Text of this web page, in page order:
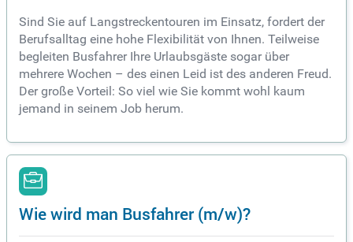
Sind Sie auf Langstreckentouren im Einsatz, fordert der
Berufsalltag eine hohe Flexibilität von Ihnen. Teilweise
begleiten Busfahrer Ihre Urlaubsgäste sogar über
mehrere Wochen – des einen Leid ist des anderen Freud.
Der große Vorteil: So viel wie Sie kommt wohl kaum
jemand in seinem Job herum.
Wie wird man Busfahrer (m/w)?